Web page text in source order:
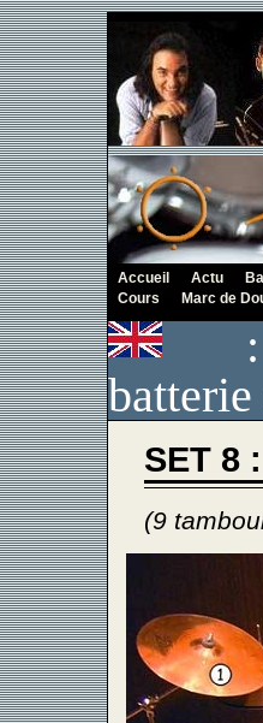
Accueil Actu
Cours
Marc de
SET 8
(9